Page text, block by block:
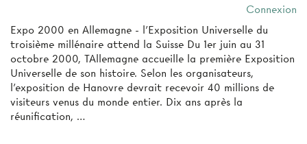
Connexion
Expo 2000 en Allemagne - l'Exposition Universelle du
troisième millénaire attend la Suisse Du 1er juin au 31
octobre 2000, TAllemagne accueille la première Exposition
Universelle de son histoire. Selon les organisateurs,
l'exposition de Hanovre devrait recevoir 40 millions de
visiteurs venus du monde entier. Dix ans après la
réunification, …